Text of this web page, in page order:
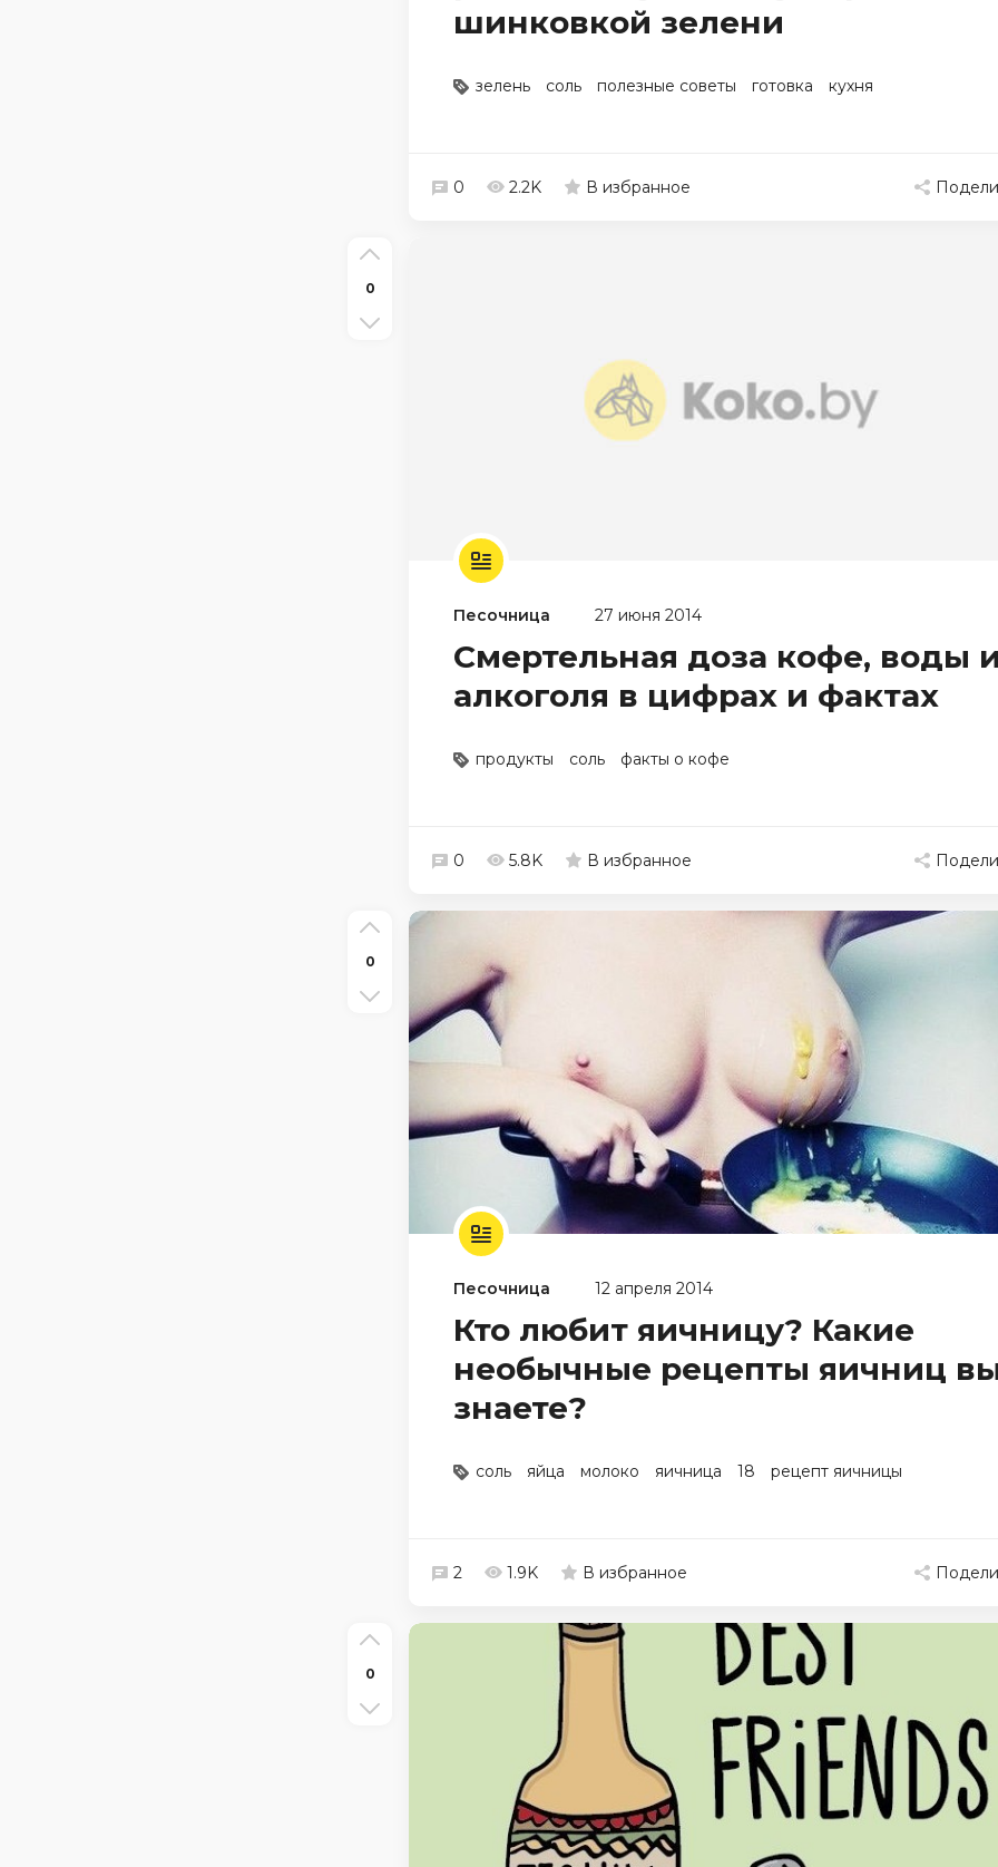
шинковкой зелени
зелень соль полезные советы готовка кухня
0 2.2K В избранное
0
Песочница 27 июня 2014
Смертельная доза кофе, воды
алкоголя в цифрах и фактах
продукты соль факты о кофе
0 5.8K В избранное
0
Песочница 12 апреля 2014
Кто любит яичницу? Какие
необычные рецепты яичниц
знаете?
соль яйца молоко яичница 18 рецепт яичницы
2 1.9K В избранное
0